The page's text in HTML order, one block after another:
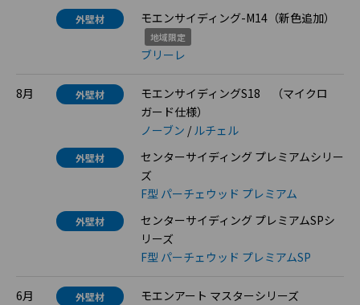
外壁材 モエンサイディング-M14（新色追加）
地域限定
ブリーレ
8月 外壁材
モエンサイディングS18 （マイクロ
ガード仕様）
ノーブン / ルチェル
外壁材
センターサイディング プレミアムシリー
ズ
F型 パーチェウッド プレミアム
外壁材
センターサイディング プレミアムSPシ
リーズ
F型 パーチェウッド プレミアムSP
6月 外壁材
モエンアート マスターシリーズ